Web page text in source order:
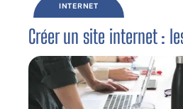
INTERNET
Créer un site internet :